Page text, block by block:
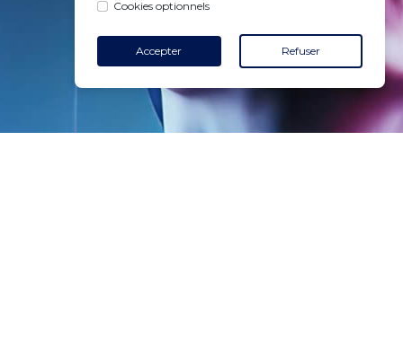
Cookies optionnels
Accepter Refuser